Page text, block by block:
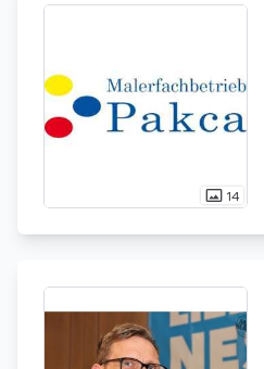
photo_size_select_actual 14